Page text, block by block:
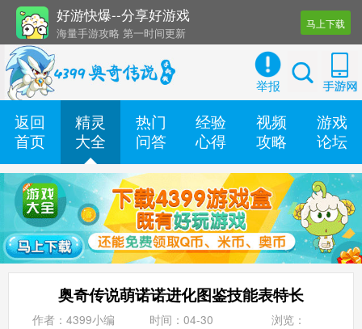
好游快爆--分享好游戏
海量手游攻略 第一时间更新
还有几十款实用辅助工具
马上下载
举报
返回
首页
精灵
大全
热门
问答
经验
心得
视频
攻略
游戏
论坛
奥奇传说萌诺诺进化图鉴技能表特长
作者：4399小编 时间：04-30 浏览：